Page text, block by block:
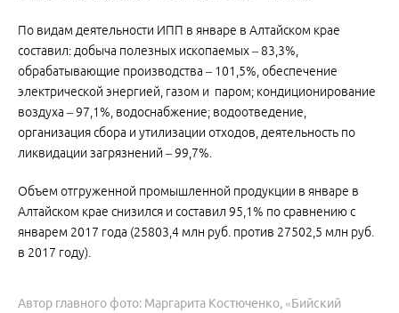
По видам деятельности ИПП в январе в Алтайском крае
составил: добыча полезных ископаемых – 83,3%,
обрабатывающие производства – 101,5%, обеспечение
электрической энергией, газом и паром; кондиционирование
воздуха – 97,1%, водоснабжение; водоотведение,
организация сбора и утилизации отходов, деятельность по
ликвидации загрязнений – 99,7%.
Объем отгруженной промышленной продукции в январе в
Алтайском крае снизился и составил 95,1% по сравнению с
январем 2017 года (25803,4 млн руб. против 27502,5 млн руб.
в 2017 году).
Автор главного фото: Маргарита Костюченко, «Бийский